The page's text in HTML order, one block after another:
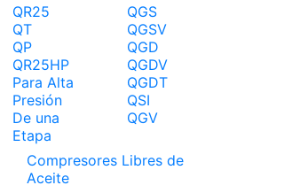
QR25
QT
QP
QR25HP
Para Alta
Presión
De una
Etapa
QGS
QGSV
QGD
QGDV
QGDT
QSI
QGV
Compresores Libres de
Aceite